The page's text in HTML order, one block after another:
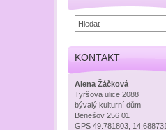
KONTAKT
Alena Žáčková
Tyršova ulice 2088
bývalý kulturní dům
Benešov 256 01
GPS 49.781803, 14.688731